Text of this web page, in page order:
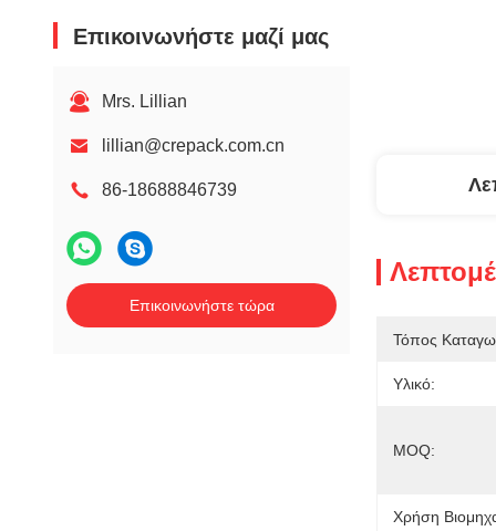
Επικοινωνήστε μαζί μας
Mrs. Lillian
lillian@crepack.com.cn
86-18688846739
Επικοινωνήστε τώρα
Τόπος
Υλικό:
MOQ:
Χρήση